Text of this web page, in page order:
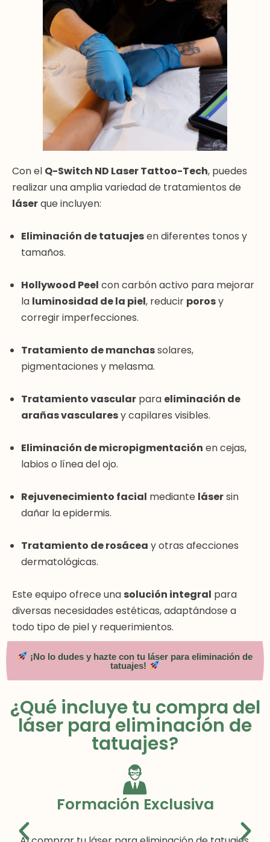
Con el Q-Switch ND Laser Tattoo-Tech, puedes
realizar una amplia variedad de tratamientos de
láserque incluyen:
Eliminación de tatuajesen diferentes tonos y
tamaños.
Hollywood Peel con carbón activo para mejorar
la luminosidad de la piel, reducir porosy
corregir imperfecciones.
Tratamiento de manchassolares,
pigmentaciones y melasma.
Tratamiento vascular para eliminación de
arañas vascularesy capilares visibles.
Eliminación de micropigmentación en cejas,
labios o línea del ojo.
Rejuvenecimiento facial mediante lásersin
dañar la epidermis.
Tratamiento de rosácea y otras afecciones
dermatológicas.
Este equipo ofrece una solución integral para
diversas necesidades estéticas, adaptándose a
todo tipo de piel y requerimientos.
¡No lo dudes y hazte con tu láser para eliminación de
tatuajes!
¿Qué incluye tu compra del
láser para eliminación de
tatuajes?
Formación Exclusiva